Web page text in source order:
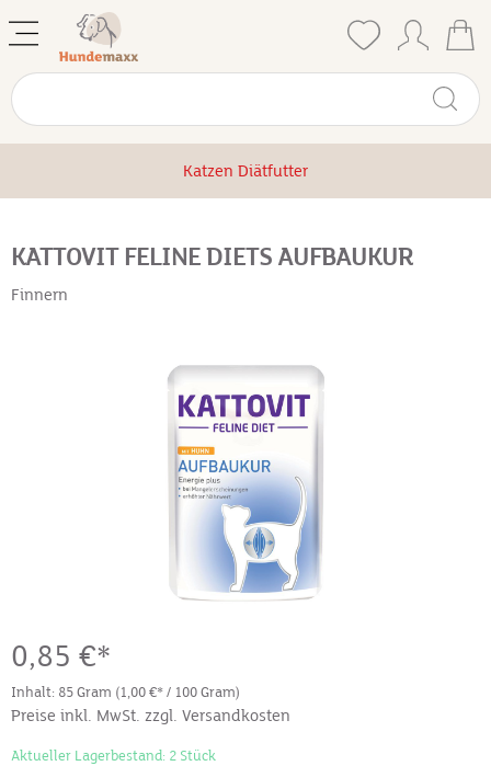
Katzen Diätfutter
KATTOVIT FELINE DIETS AUFBAUKUR
Finnern
0,85 €*
Inhalt: 85 Gram (1,00 €* / 100 Gram)
Preise inkl. MwSt. zzgl. Versandkosten
Aktueller Lagerbestand: 2 Stück